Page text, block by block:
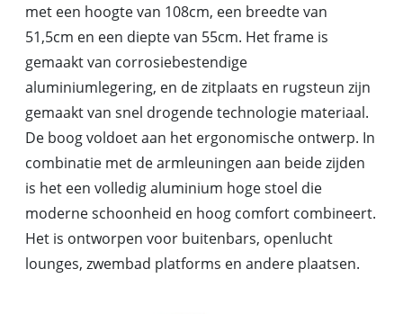
met een hoogte van 108cm, een breedte van
51,5cm en een diepte van 55cm. Het frame is
gemaakt van corrosiebestendige
aluminiumlegering, en de zitplaats en rugsteun zijn
gemaakt van snel drogende technologie materiaal.
De boog voldoet aan het ergonomische ontwerp. In
combinatie met de armleuningen aan beide zijden
is het een volledig aluminium hoge stoel die
moderne schoonheid en hoog comfort combineert.
Het is ontworpen voor buitenbars, openlucht
lounges, zwembad platforms en andere plaatsen.